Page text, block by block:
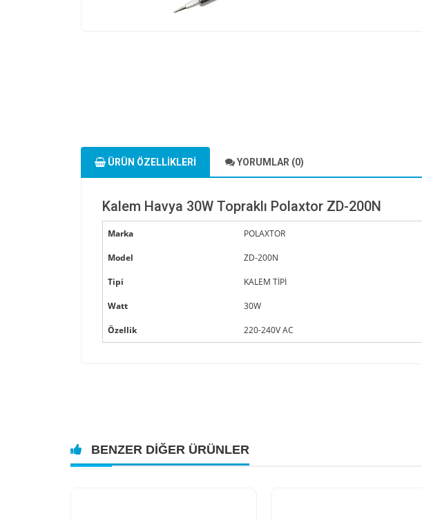
ÜRÜN ÖZELLIKLERI YORUMLAR (0)
Kalem Havya 30W Topraklı Polaxtor ZD-200N
Marka POLAXTOR
Model ZD-200N
Tipi KALEM TİPİ
Watt 30W
Özellik 220-240V AC
BENZER DIĞER ÜRÜNLER